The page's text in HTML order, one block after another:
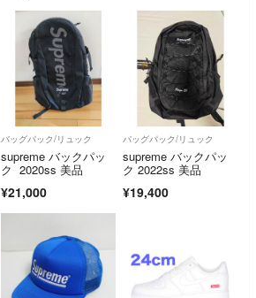
バッグパック/リュック
supreme バックパッ
ク 2020ss 美品
¥21,000
バッグパック/リュック
supreme バックパッ
ク 2022ss 美品
¥19,400